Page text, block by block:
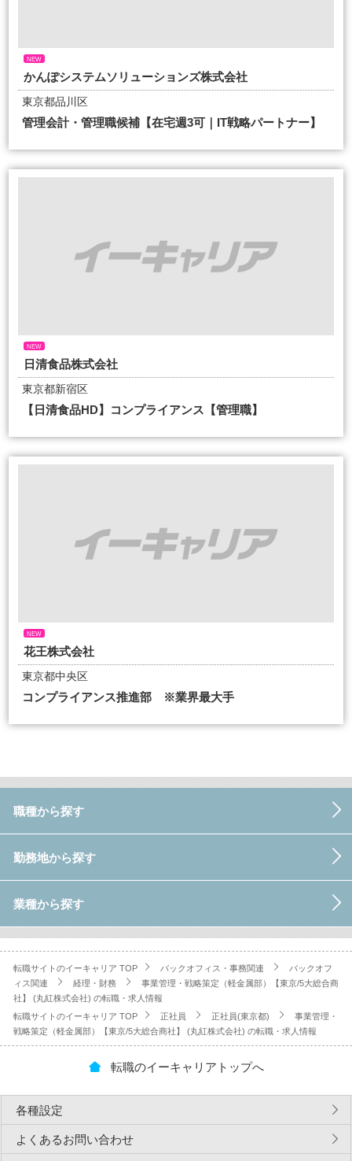
NEW
かんぽシステムソリューションズ株式会社
東京都品川区
管理会計・管理職候補【在宅週3可｜IT戦略パートナー】
NEW
日清食品株式会社
東京都新宿区
【日清食品HD】コンプライアンス【管理職】
NEW
花王株式会社
東京都中央区
コンプライアンス推進部 ※業界最大手
職種から探す
勤務地から探す
業種から探す
転職サイトのイーキャリア TOP バックオフィス・事務関連
バックオフ
ィス関連
経理・財務
事業管理・戦略策定（軽金属部）【東京/5大総合商
社】 (丸紅株式会社) の転職・求人情報
転職サイトのイーキャリア TOP
正社員 正社員(東京都)
事業管理・
戦略策定（軽金属部）【東京/5大総合商社】 (丸紅株式会社) の転職・求人情報
転職のイーキャリアトップへ
各種設定
よくあるお問い合わせ